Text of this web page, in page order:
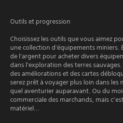
Outils et progression
Choisissez les outils que vous aimez
une collection d'équipements miniers.
de l'argent pour acheter divers
dans l'exploration des terres
des améliorations et des cartes
serez prêt à voyager plus loin dans
quel aventurier auparavant. Ou du
commerciale des marchands, mais
matériel...